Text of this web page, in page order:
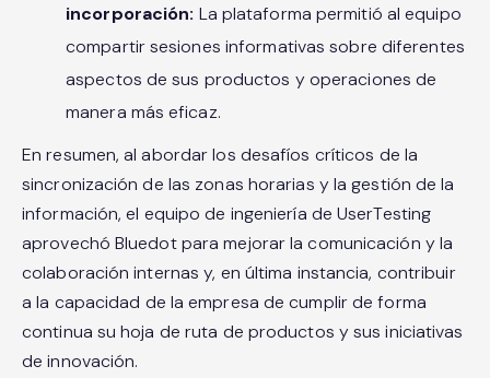
incorporación: La plataforma permitió al equipo
compartir sesiones informativas sobre diferentes
aspectos de sus productos y operaciones de
manera más eficaz.
En resumen, al abordar los desafíos críticos de la
sincronización de las zonas horarias y la gestión de la
información, el equipo de ingeniería de UserTesting
aprovechó Bluedot para mejorar la comunicación y la
colaboración internas y, en última instancia, contribuir
a la capacidad de la empresa de cumplir de forma
continua su hoja de ruta de productos y sus iniciativas
de innovación.